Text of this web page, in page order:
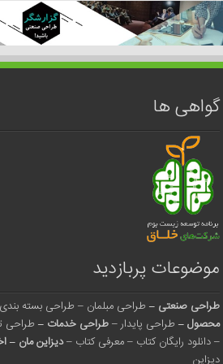
گواهی ها
موضوعات پربازدید
طراحی صنعتی – طراحی مبلمان – طراحی بسته بندی
محصول– طراحی پایدار–طراحی خدمات – طراحی
–دانلود رایگان کتاب –معرفی کتاب –دیزاین مان –
دیزاین